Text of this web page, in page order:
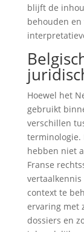
blijft de
behouden
Hoewel het
gebruikt
verschillen
terminologie.
hebben niet
Franse
context te
ervaring met
dossiers en